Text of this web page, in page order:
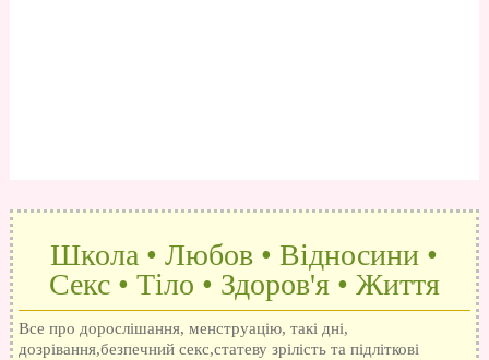
Школа • Любов • Відносини •
Секс • Тіло • Здоров'я • Життя
Все про дорослішання, менструацію, такі дні,
дозрівання,безпечний секс,статеву зрілість та підліткові